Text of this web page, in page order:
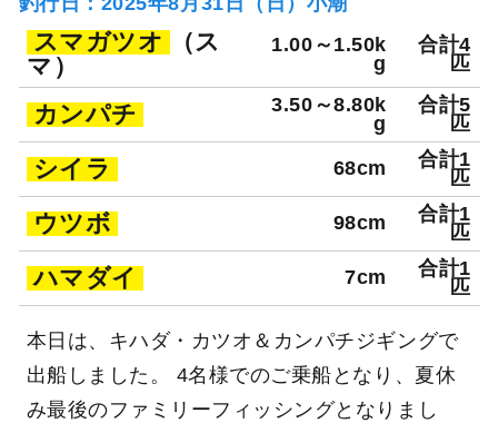
スマガツオ
（ス
マ）
1.00～1.50k
g
合計4
匹
カンパチ
3.50～8.80k
g
合計5
匹
シイラ 68cm
合計1
匹
ウツボ 98cm
合計1
匹
ハマダイ 7cm
合計1
匹
本日は、キハダ・カツオ＆カンパチジギングで
出船しました。 4名様でのご乗船となり、夏休
み最後のファミリーフィッシングとなりまし